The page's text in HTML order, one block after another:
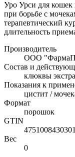
Уро Урси для кошек
при борьбе с
терапевтический
длительность
Производитель
ООО
Состав и
клюквы
Показания к
цистит /
Формат
порошок
GTIN
4751008430301
Вес
0